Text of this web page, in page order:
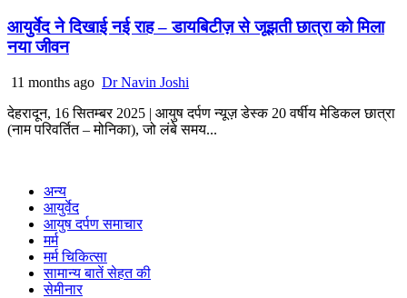
आयुर्वेद ने दिखाई नई राह – डायबिटीज़ से जूझती छात्रा को मिला
नया जीवन
11 months ago Dr Navin Joshi
देहरादून, 16 सितम्बर 2025 | आयुष दर्पण न्यूज़ डेस्क 20 वर्षीय मेडिकल छात्रा
(नाम परिवर्तित – मोनिका), जो लंबे समय...
अन्य
आयुर्वेद
आयुष दर्पण समाचार
मर्म
मर्म चिकित्सा
सामान्य बातें सेहत की
सेमीनार